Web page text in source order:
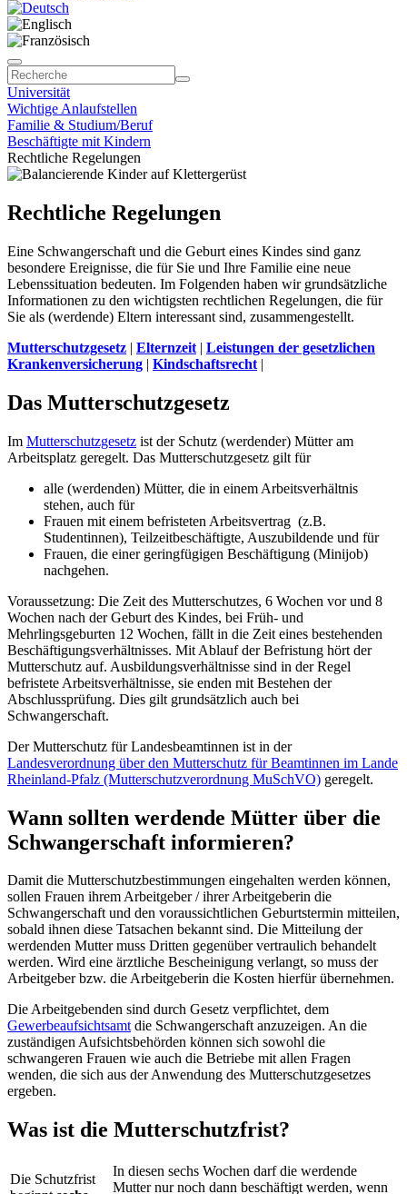
Universität
Wichtige Anlaufstellen
Familie & Studium/Beruf
Beschäftigte mit Kindern
Rechtliche Regelungen
Rechtliche Regelungen
Eine Schwangerschaft und die Geburt eines Kindes sind ganz
besondere Ereignisse, die für Sie und Ihre Familie eine neue
Lebenssituation bedeuten. Im Folgenden haben wir grundsätzliche
Informationen zu den wichtigsten rechtlichen Regelungen, die für
Sie als (werdende) Eltern interessant sind, zusammengestellt.
Mutterschutzgesetz | Elternzeit | Leistungen der gesetzlichen
Krankenversicherung | Kindschaftsrecht |
Das Mutterschutzgesetz
Im Mutterschutzgesetz ist der Schutz (werdender) Mütter am
Arbeitsplatz geregelt. Das Mutterschutzgesetz gilt für
alle (werdenden) Mütter, die in einem Arbeitsverhältnis
stehen, auch für
Frauen mit einem befristeten Arbeitsvertrag (z.B.
Studentinnen), Teilzeitbeschäftigte, Auszubildende und für
Frauen, die einer geringfügigen Beschäftigung (Minijob)
nachgehen.
Voraussetzung: Die Zeit des Mutterschutzes, 6 Wochen vor und 8
Wochen nach der Geburt des Kindes, bei Früh- und
Mehrlingsgeburten 12 Wochen, fällt in die Zeit eines bestehenden
Beschäftigungsverhältnisses. Mit Ablauf der Befristung hört der
Mutterschutz auf. Ausbildungsverhältnisse sind in der Regel
befristete Arbeitsverhältnisse, sie enden mit Bestehen der
Abschlussprüfung. Dies gilt grundsätzlich auch bei
Schwangerschaft.
Der Mutterschutz für Landesbeamtinnen ist in der
Landesverordnung über den Mutterschutz für Beamtinnen im Lande
Rheinland-Pfalz (Mutterschutzverordnung MuSchVO) geregelt.
Wann sollten werdende Mütter über die
Schwangerschaft informieren?
Damit die Mutterschutzbestimmungen eingehalten werden können,
sollen Frauen ihrem Arbeitgeber / ihrer Arbeitgeberin die
Schwangerschaft und den voraussichtlichen Geburtstermin mitteilen,
sobald ihnen diese Tatsachen bekannt sind. Die Mitteilung der
werdenden Mutter muss Dritten gegenüber vertraulich behandelt
werden. Wird eine ärztliche Bescheinigung verlangt, so muss der
Arbeitgeber bzw. die Arbeitgeberin die Kosten hierfür übernehmen.
Die Arbeitgebenden sind durch Gesetz verpflichtet, dem
Gewerbeaufsichtsamtdie Schwangerschaft anzuzeigen. An die
zuständigen Aufsichtsbehörden können sich sowohl die
schwangeren Frauen wie auch die Betriebe mit allen Fragen
wenden, die sich aus der Anwendung des Mutterschutzgesetzes
ergeben.
Was ist die Mutterschutzfrist?
Die Schutzfrist
In diesen sechs Wochen darf die werdende
Mutter nur noch dann beschäftigt werden, wenn